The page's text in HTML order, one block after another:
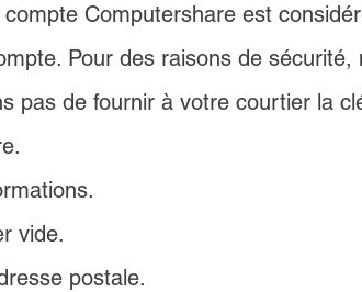
Computershare est
Pour des raisons de sécurité,
pas de fournir à votre courtier la
vide.
postale.